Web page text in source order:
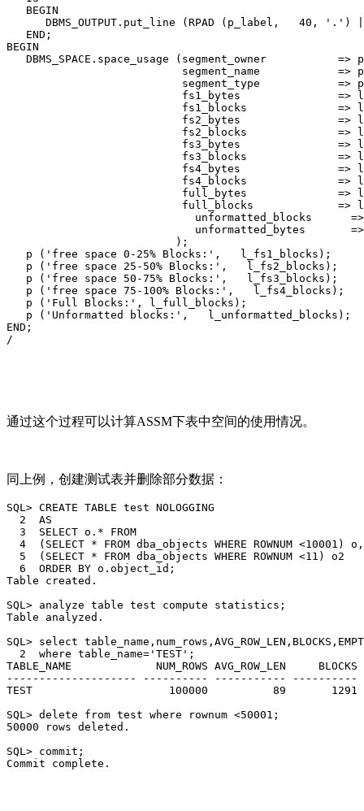
BEGIN
DBMS_OUTPUT.put_line (RPAD (p_label,   40, '.')
END;
BEGIN
DBMS_SPACE.space_usage (segment_owner           =>
segment_name            =>
segment_type            =>
fs1_bytes               =>
fs1_blocks              =>
fs2_bytes               =>
fs2_blocks              =>
fs3_bytes               =>
fs3_blocks              =>
fs4_bytes               =>
fs4_blocks              =>
full_bytes              =>
full_blocks             =>
unformatted_blocks      =>
unformatted_bytes       =>
);
p ('free space 0-25% Blocks:',   l_fs1_blocks);
p ('free space 25-50% Blocks:',   l_fs2_blocks);
p ('free space 50-75% Blocks:',   l_fs3_blocks);
p ('free space 75-100% Blocks:',   l_fs4_blocks);
p ('Full Blocks:', l_full_blocks);
p ('Unformatted blocks:',   l_unformatted_blocks);
END;
/
通过这个过程可以计算ASSM下表中空间的使用情况。
同上例，创建测试表并删除部分数据：
SQL> CREATE TABLE test NOLOGGING
2  AS
3  SELECT o.* FROM
4  (SELECT * FROM dba_objects WHERE ROWNUM <10001) o,
5  (SELECT * FROM dba_objects WHERE ROWNUM <11) o2
6  ORDER BY o.object_id;
Table created.
SQL> analyze table test compute statistics;
Table analyzed.
SQL> select
2  where table_name='TEST';
TABLE_NAME             NUM_ROWS AVG_ROW_LEN     BLOCKS
-------------------- ---------- ----------- ----------
TEST                     100000          89       1291
SQL> delete from test where rownum <50001;
50000 rows deleted.
SQL> commit;
Commit complete.